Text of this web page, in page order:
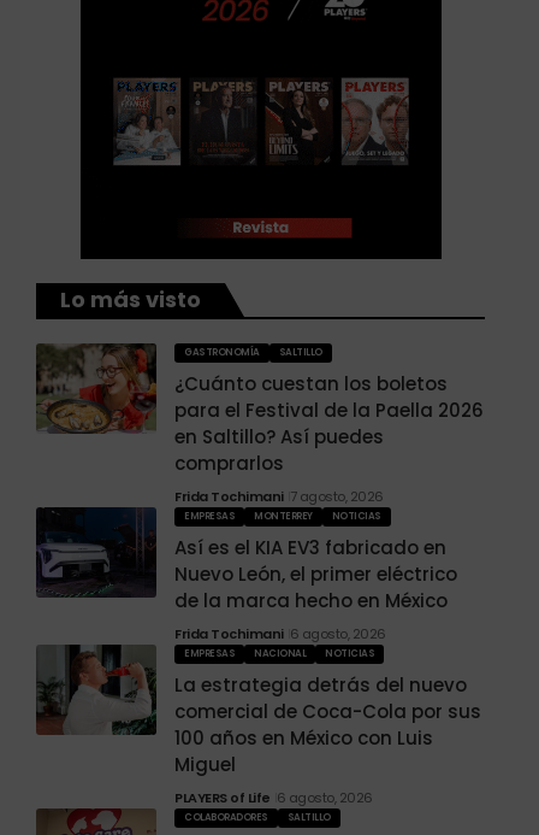
Lo más visto
GASTRONOMÍA SALTILLO
¿Cuánto cuestan los boletos
para el Festival de la Paella 2026
en Saltillo? Así puedes
comprarlos
Frida Tochimani 7 agosto, 2026
EMPRESAS MONTERREY NOTICIAS
Así es el KIA EV3 fabricado en
Nuevo León, el primer eléctrico
de la marca hecho en México
Frida Tochimani 6 agosto, 2026
EMPRESAS NACIONAL NOTICIAS
La estrategia detrás del nuevo
comercial de Coca-Cola por sus
100 años en México con Luis
Miguel
PLAYERS of Life 6 agosto, 2026
COLABORADORES SALTILLO